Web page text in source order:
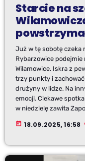
Starcie na
Już w tę sobotę czeka
Rybarzowice podejmie
Wilamowice. Iskra z
trzy punkty i
drużyny w lidze. Na
emocji. Ciekawe
w niedzielę zawita
today 18.09.2025, 16:58